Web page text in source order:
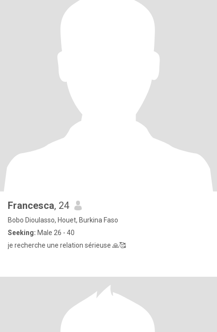
Francesca, 24
Bobo Dioulasso, Houet, Burkina Faso
Seeking: Male 26 - 40
je recherche une relation sérieuse 🙏🥰